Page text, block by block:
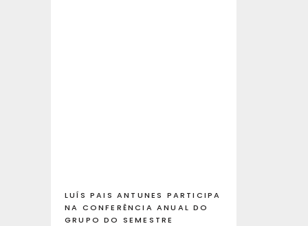
LUÍS PAIS ANTUNES PARTICIPA
NA CONFERÊNCIA ANUAL DO
GRUPO DO SEMESTRE